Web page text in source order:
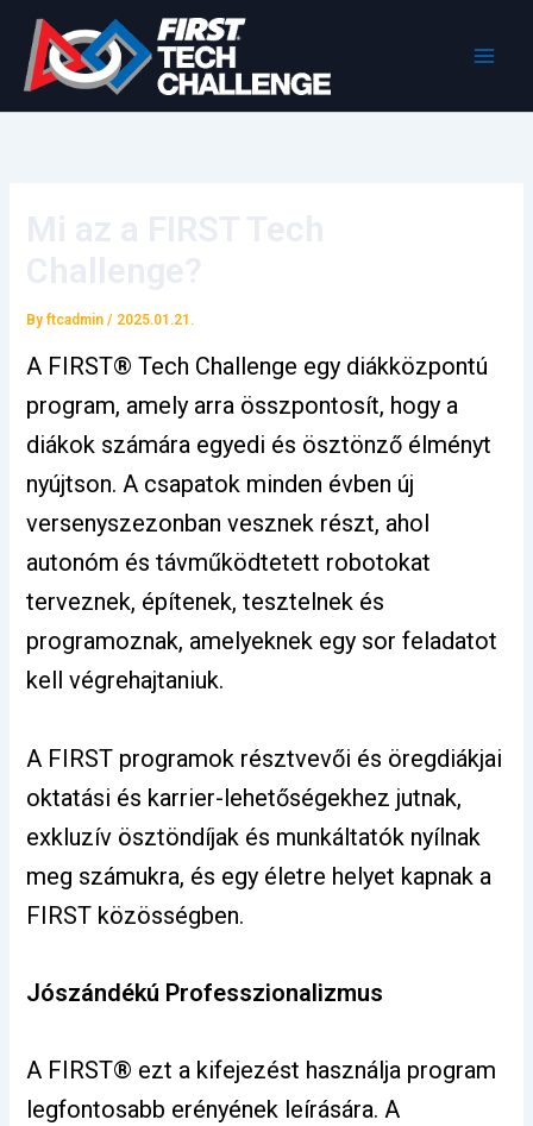
content
Byftcadmin/ 2025.01.21.
A FIRST® Tech Challenge egy diákközpontú
program, amely arra összpontosít, hogy a
diákok számára egyedi és ösztönző élményt
nyújtson. A csapatok minden évben új
versenyszezonban vesznek részt, ahol
autonóm és távműködtetett robotokat
terveznek, építenek, tesztelnek és
programoznak, amelyeknek egy sor feladatot
kell végrehajtaniuk.
A FIRST programok résztvevői és öregdiákjai
oktatási és karrier-lehetőségekhez jutnak,
exkluzív ösztöndíjak és munkáltatók nyílnak
meg számukra, és egy életre helyet kapnak a
FIRST közösségben.
Jószándékú Professzionalizmus
A FIRST® ezt a kifejezést használja program
legfontosabb erényének leírására. A